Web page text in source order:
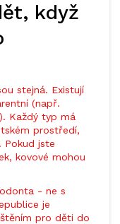
když
stejná. Existují
(např.
Každý typ má
prostředí,
Pokud jste
kovové mohou
- ne s
je
pro děti do